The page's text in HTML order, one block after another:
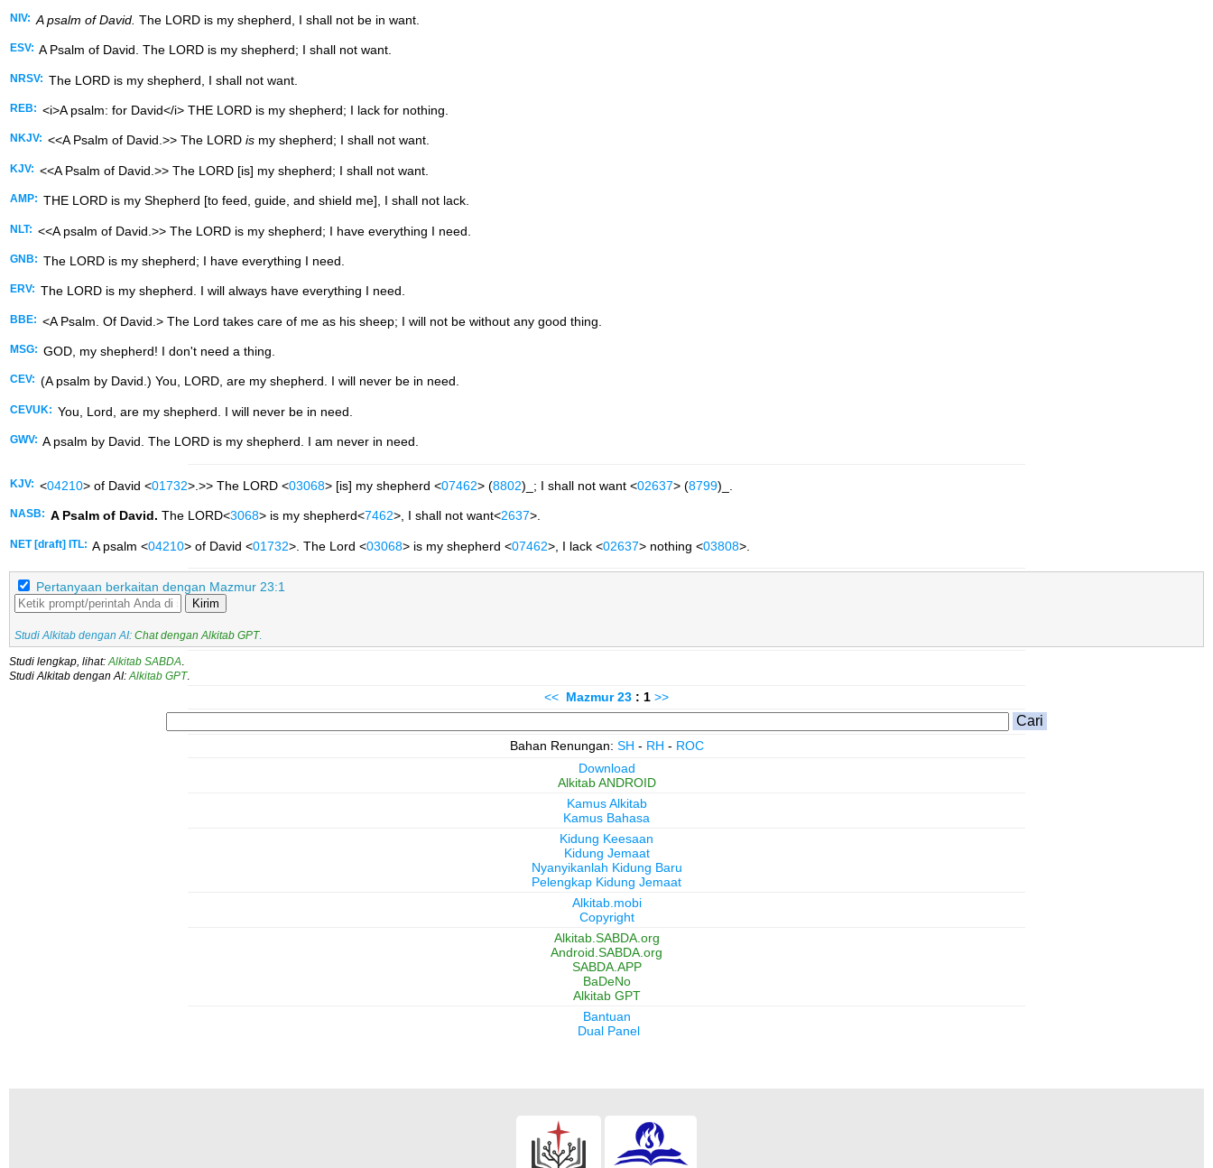
NIV: A psalm of David. The LORD is my shepherd, I shall not be in want.
ESV: A Psalm of David. The LORD is my shepherd; I shall not want.
NRSV: The LORD is my shepherd, I shall not want.
REB: <i>A psalm: for David</i> THE LORD is my shepherd; I lack for nothing.
NKJV: <<A Psalm of David.>> The LORD is my shepherd; I shall not want.
KJV: <<A Psalm of David.>> The LORD [is] my shepherd; I shall not want.
AMP: THE LORD is my Shepherd [to feed, guide, and shield me], I shall not lack.
NLT: <<A psalm of David.>> The LORD is my shepherd; I have everything I need.
GNB: The LORD is my shepherd; I have everything I need.
ERV: The LORD is my shepherd. I will always have everything I need.
BBE: <A Psalm. Of David.> The Lord takes care of me as his sheep; I will not be without any good thing.
MSG: GOD, my shepherd! I don't need a thing.
CEV: (A psalm by David.) You, LORD, are my shepherd. I will never be in need.
CEVUK: You, Lord, are my shepherd. I will never be in need.
GWV: A psalm by David. The LORD is my shepherd. I am never in need.
KJV: <04210> of David <01732>.>> The LORD <03068> [is] my shepherd <07462> (8802)_; I shall not want <02637> (8799)_.
NASB: A Psalm of David. The LORD<3068> is my shepherd<7462>, I shall not want<2637>.
NET [draft] ITL: A psalm <04210> of David <01732>. The Lord <03068> is my shepherd <07462>, I lack <02637> nothing <03808>.
Pertanyaan berkaitan dengan Mazmur 23:1
Kirim
Studi Alkitab dengan AI: Chat dengan Alkitab GPT
Studi lengkap, lihat: Alkitab SABDA
Studi Alkitab dengan AI: Alkitab GPT
<< Mazmur 23 : 1 >>
Bahan Renungan: SH - RH - ROC
Download
Alkitab ANDROID
Kamus Alkitab
Kamus Bahasa
Kidung Keesaan
Kidung Jemaat
Nyanyikanlah Kidung Baru
Pelengkap Kidung Jemaat
Alkitab.mobi
Copyright
Alkitab.SABDA.org
Android.SABDA.org
SABDA.APP
BaDeNo
Alkitab GPT
Bantuan
Dual Panel